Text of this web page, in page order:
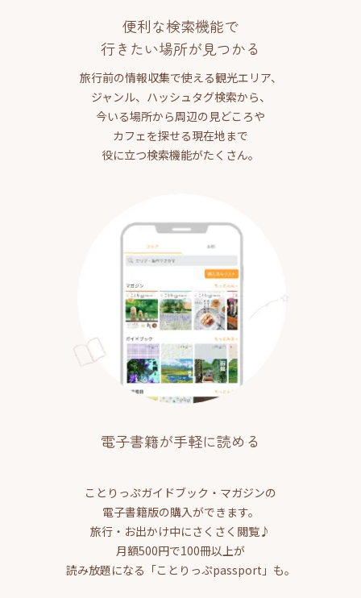
便利な検索機能で
行きたい場所が見つかる
旅行前の情報収集で使える観光エリア、
ジャンル、ハッシュタグ検索から、
今いる場所から周辺の見どころや
カフェを探せる現在地まで
役に立つ検索機能がたくさん。
電子書籍が手軽に読める
ことりっぷガイドブック・マガジンの
電子書籍版の購入ができます。
旅行・お出かけ中にさくさく閲覧♪
月額500円で100冊以上が
読み放題になる「ことりっぷpassport」も。